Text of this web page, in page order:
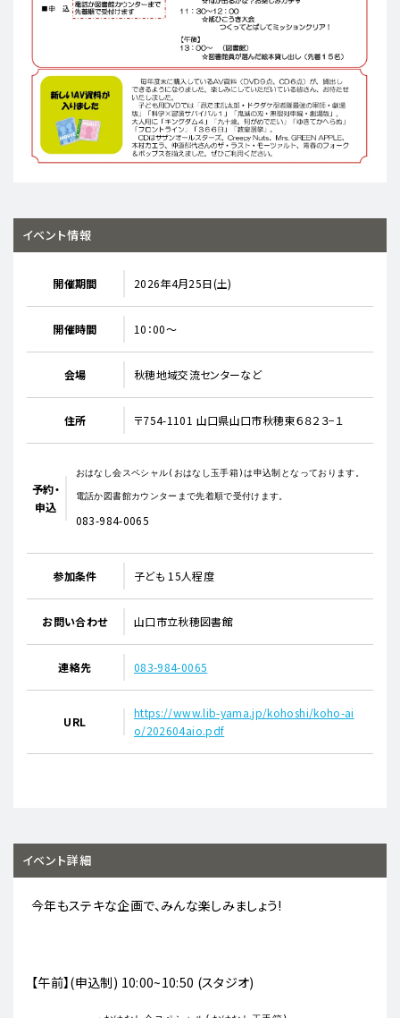
イベント情報
開催期間 2026年4月25日(土)
開催時間 10：00〜
会場 秋穂地域交流センターなど
住所 〒754-1101 山口県山口市秋穂東６８２３−１
予約・
申込
おはなし会スペシャル(おはなし玉手箱)は申込制となっております。
電話か図書館カウンターまで先着順で受付けます。
083-984-0065
参加条件 子ども 15人程度
お問い合わせ 山口市立秋穂図書館
連絡先 083-984-0065
URL
https://www.lib-yama.jp/kohoshi/koho-ai
o/202604aio.pdf
イベント詳細
今年もステキな企画で、みんな楽しみましょう!
【午前】(申込制) 10:00~10:50 (スタジオ)